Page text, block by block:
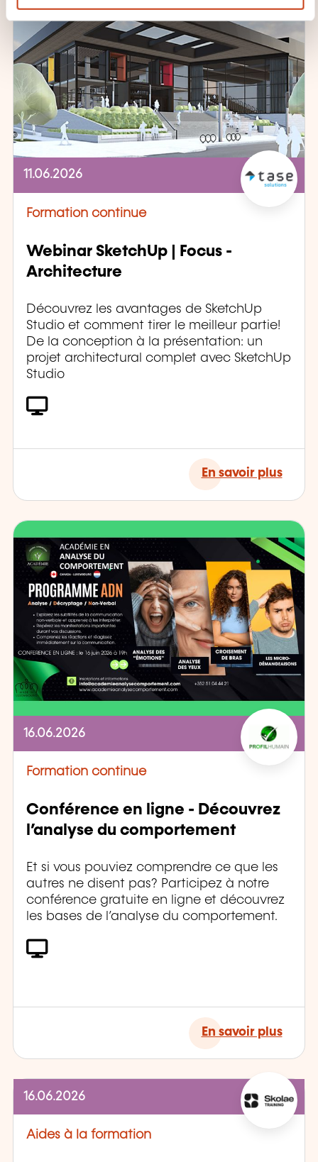
n
11.06.2026
Formation continue
Webinar SketchUp | Focus -
Architecture
Découvrez les avantages de SketchUp
Studio et comment tirer le meilleur partie!
De la conception à la présentation: un
projet architectural complet avec SketchUp
Studio
En savoir plus
16.06.2026
Formation continue
Conférence en ligne - Découvrez
l’analyse du comportement
Et si vous pouviez comprendre ce que les
autres ne disent pas? Participez à notre
conférence gratuite en ligne et découvrez
les bases de l’analyse du comportement.
En savoir plus
16.06.2026
Aides à la formation